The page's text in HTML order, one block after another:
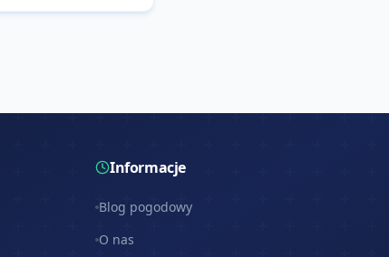
Informacje
Blog pogodowy
O nas